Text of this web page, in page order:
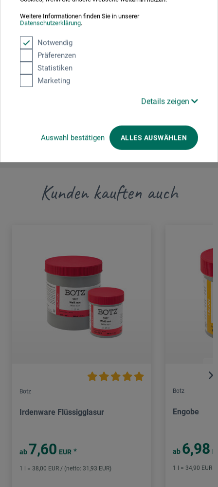
Weitere Informationen finden Sie in unserer
Datenschutzerklärung.
Notwendig
Präferenzen
Statistiken
Marketing
Details zeigen
Auswahl bestätigen ALLES AUSWÄHLEN
Hersteller-Kontakt
Hier finden Sie die Kontaktdaten des Herstellers zu
boesner GmbH distribution + logistics
info.dl@boesner.com
Kunden kauften auch
Botz
Irdenware Flüssigglasur
ab 7,60 EUR *
1 l = 38,00 EUR / (netto: 31,93 EUR)
Botz
Engobe
ab 6,98
1 l = 34,90 EUR